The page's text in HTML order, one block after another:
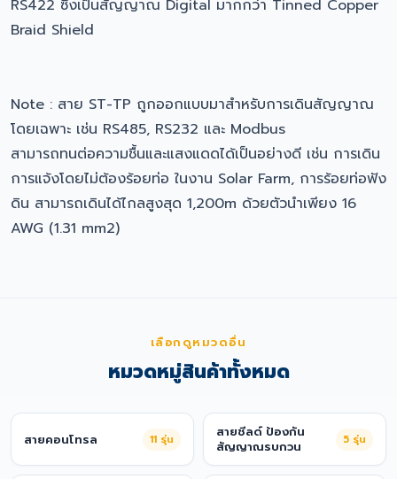
RS422 ซึ่งเป็นสัญญาณ Digital มากกว่า Tinned Copper
Braid Shield
Note : สาย ST-TP ถูกออกแบบมาสำหรับการเดินสัญญาณ
โดยเฉพาะ เช่น RS485, RS232 และ Modbus
สามารถทนต่อความชื้นและแสงแดดได้เป็นอย่างดี เช่น การเดิน
การแจ้งโดยไม่ต้องร้อยท่อ ในงาน Solar Farm, การร้อยท่อฟัง
ดิน สามารถเดินได้ไกลสูงสุด 1,200m ด้วยตัวนำเพียง 16
AWG (1.31 mm2)
เลือกดูหมวดอื่น
หมวดหมู่สินค้าทั้งหมด
สายคอนโทรล 11 รุ่น
สายชีลด์ ป้องกัน
สัญญาณรบกวน
5 รุ่น